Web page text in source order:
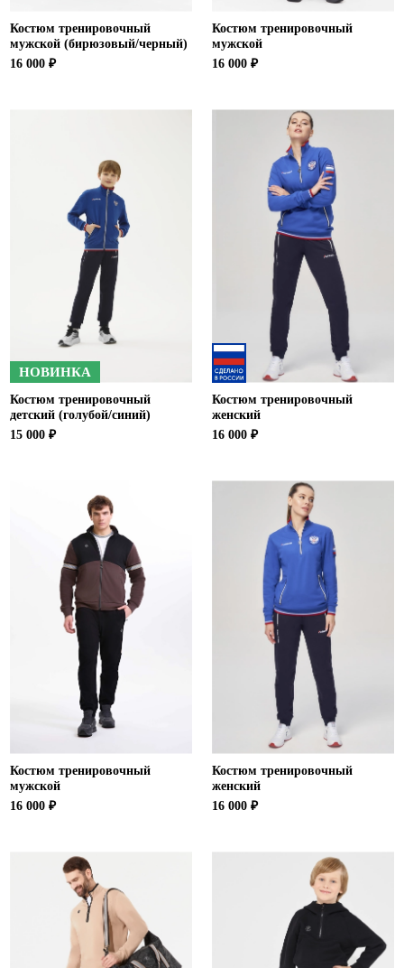
Костюм тренировочный
мужской (бирюзовый/черный)
16 000 ₽
Костюм тренировочный
мужской
16 000 ₽
НОВИНКА
Костюм тренировочный
детский (голубой/синий)
15 000 ₽
Костюм тренировочный
женский
16 000 ₽
Костюм тренировочный
мужской
16 000 ₽
Костюм тренировочный
женский
16 000 ₽